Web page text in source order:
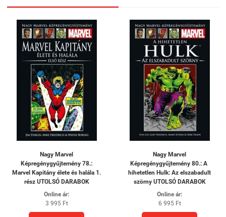
Nagy Marvel
Képregénygyűjtemény 78.:
Marvel ​Kapitány élete és halála 1.
rész UTOLSÓ DARABOK
Online ár:
3 995 Ft
Nagy Marvel
Képregénygyűjtemény 80.: A ​
hihetetlen Hulk: Az elszabadult
szörny UTOLSÓ DARABOK
Online ár:
6 995 Ft